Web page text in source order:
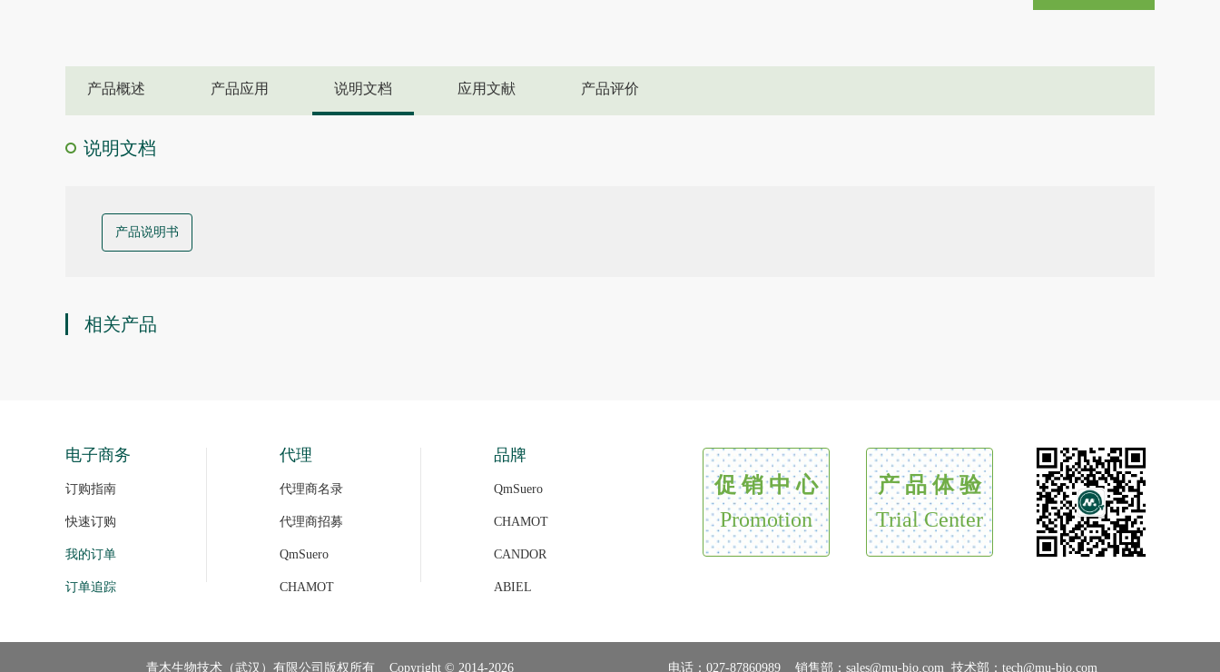
产品概述 产品应用 说明文档 应用文献 产品评价
说明文档
产品说明书
相关产品
电子商务
订购指南
快速订购
我的订单
订单追踪
代理
代理商名录
代理商招募
QmSuero
CHAMOT
品牌
QmSuero
CHAMOT
CANDOR
ABIEL
促 销 中 心
Promotion
产 品 体 验
Trial Center
青木生物技术（武汉）有限公司版权所有 Copyright © 2014-2026 电话：027-87860989 销售部：sales@mu-bio.com 技术部：tech@mu-bio.com